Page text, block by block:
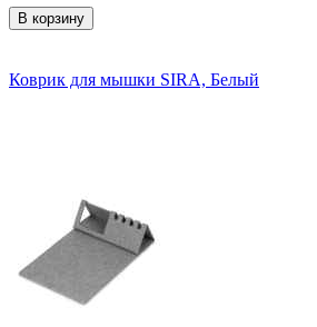
В корзину
Коврик для мышки SIRA, Белый